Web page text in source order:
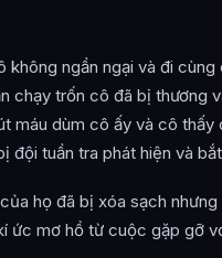
ngần ngại và đi
chạy trốn cô đã bị thương
máu dùm cô ấy và cô
đội tuần tra phát hiện và
họ đã bị xóa sạch
ức mơ hồ từ cuộc gặp gỡ